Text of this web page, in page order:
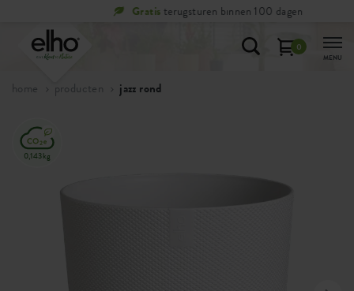
Gratis terugsturen binnen 100 dagen
0
MENU
home producten jazz rond
0,143kg